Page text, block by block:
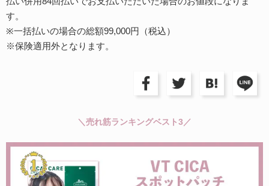
す。
※一括払いの場合の総額99,000円（税込）
※保険適用外となります。
＼売れ筋ランキングベスト3／